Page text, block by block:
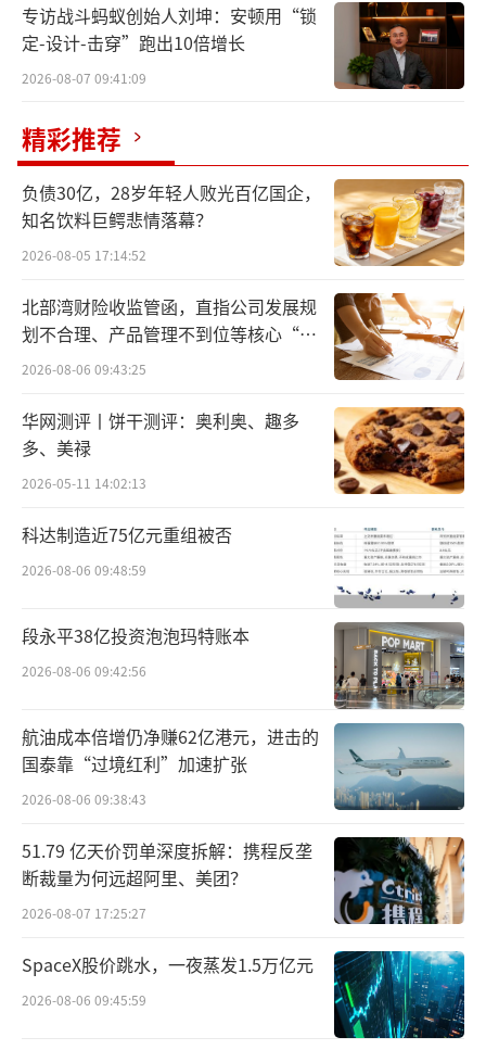
水贝实时大屏显示，目前其已将投资金与
首饰金分类标注，较大盘价上浮不同程度。其
中，首饰金价已突破1100元/克，较大盘上浮约
150元。
多位受访黄金商户透露新政影响颇大，其
客流和销售呈现大幅下滑。“很多客户不能接
受加价，所以一些守规矩的店干脆不卖
了。”有受访黄金商户表示，整个市场差不多
半停摆，大家还是正常上下班，但是卖完了的
所谓“补不到料”是因为上游料商大量停
摆。业内人士分析称，以现在的价格交易根本
静观市场变化。“现在料行基本不卖料，除非
关系特别好的会在大盘基础上加几块十来块，
都是亏钱做人情。”
专访战斗蚂蚁创始人刘坤：安顿用“锁
定-设计-击穿”跑出10倍增长
2026-08-07 09:41:09
精彩推荐
负债30亿，28岁年轻人败光百亿国企，
知名饮料巨鳄悲情落幕？
2026-08-05 17:14:52
北部湾财险收监管函，直指公司发展规
划不合理、产品管理不到位等核心“痛
点”
2026-08-06 09:43:25
华网测评丨饼干测评：奥利奥、趣多
多、美禄
2026-05-11 14:02:13
科达制造近75亿元重组被否
2026-08-06 09:48:59
段永平38亿投资泡泡玛特账本
2026-08-06 09:42:56
航油成本倍增仍净赚62亿港元，进击的
国泰靠“过境红利”加速扩张
2026-08-06 09:38:43
51.79 亿天价罚单深度拆解：携程反垄
断裁量为何远超阿里、美团？
2026-08-07 17:25:27
SpaceX股价跳水，一夜蒸发1.5万亿元
2026-08-06 09:45:59